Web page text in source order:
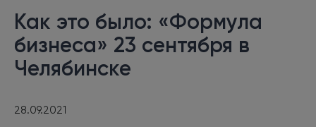
Как это было: «Формула
бизнеса» 23 сентября в
Челябинске
28.09.2021